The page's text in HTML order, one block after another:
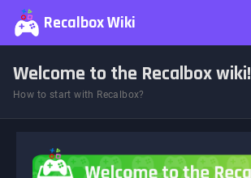
Recalbox Wiki
Welcome to the Recalbox wiki!
How to start with Recalbox?